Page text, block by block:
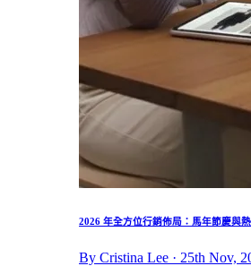
2026 年全方位行銷佈局：馬年節慶與
By Cristina Lee · 25th Nov,